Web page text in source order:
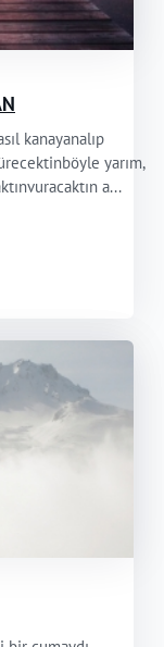
kanayanalıp
yarım,
a...